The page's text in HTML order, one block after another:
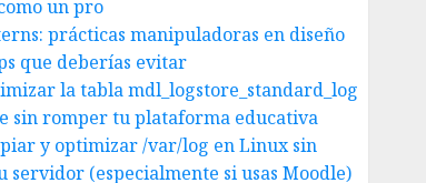
un pro
prácticas manipuladoras en diseño
que deberías evitar
la tabla mdl_logstore_standard_log
sin romper tu plataforma educativa
y optimizar /var/log en Linux sin
servidor (especialmente si usas Moodle)